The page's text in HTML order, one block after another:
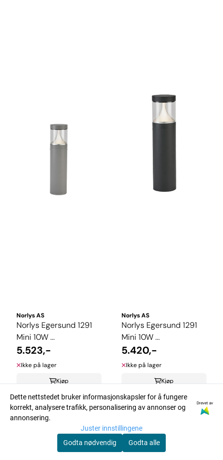
Norlys AS
Norlys Egersund 1291
Mini 10W ...
5.523,-
Ikke på lager
Kjøp
Norlys AS
Norlys Egersund 1291
Mini 10W ...
5.420,-
Ikke på lager
Kjøp
Dette nettstedet bruker informasjonskapsler for å fungere
korrekt, analysere trafikk, personalisering av annonser og
annonsering.
Drevet av
Juster innstillingene
Godta nødvendig
Godta alle